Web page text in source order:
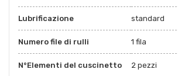
Lubrificazione standard
Numero file di rulli 1 fila
N°Elementi del cuscinetto 2 pezzi